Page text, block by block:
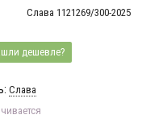
дешевле?
Слава